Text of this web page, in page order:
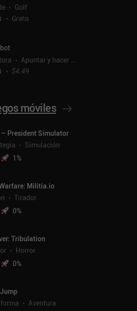
Golf
Gratis
Apuntar y hacer clic
$4.49
móviles
– President Simulator
Simulación
1%
Militia.io
Tirador
0%
Tribulation
Horror
0%
Aventura